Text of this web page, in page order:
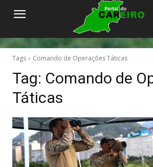
Tags Comando de Operações Táticas
Tag: Comando de
Táticas